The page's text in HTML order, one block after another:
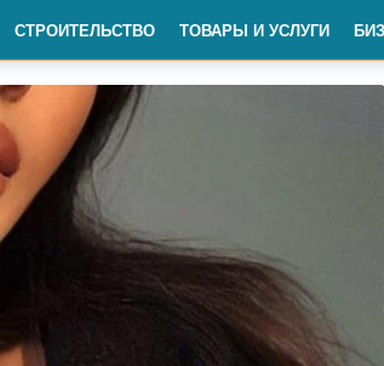
СТРОИТЕЛЬСТВО ТОВАРЫ И УСЛУГИ